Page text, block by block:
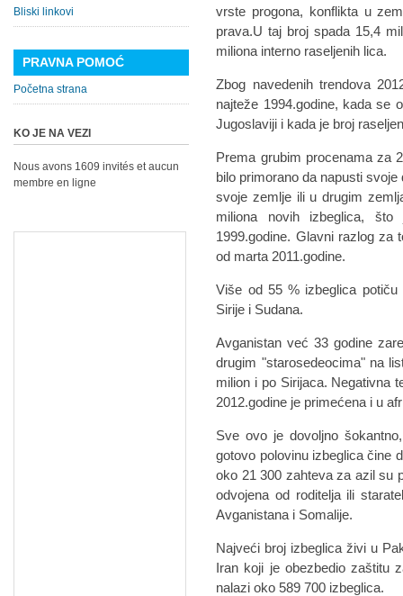
vrste progona, konflikta u
prava.U taj broj spada 15,4
miliona interno raseljenih lica.
Zbog navedenih trendova
najteže 1994.godine, kada se
Jugoslaviji i kada je broj
Prema grubim procenama za
bilo primorano da napusti
svoje zemlje ili u drugim
miliona novih izbeglica,
1999.godine. Glavni razlog za
od marta 2011.godine.
Više od 55 % izbeglica potiču
Sirije i Sudana.
Avganistan već 33 godine
drugim "starosedeocima" na
milion i po Sirijaca. Negativna
2012.godine je primećena i u
Sve ovo je dovoljno
gotovo polovinu izbeglica čine
oko 21 300 zahteva za azil su
odvojena od roditelja ili
Avganistana i Somalije.
Najveći broj izbeglica živi u
Iran koji je obezbedio zaštitu
nalazi oko 589 700 izbeglica.
Bliski linkovi
PRAVNA POMOĆ
Početna strana
KO JE NA VEZI
Nous avons 1609 invités et aucun
membre en ligne